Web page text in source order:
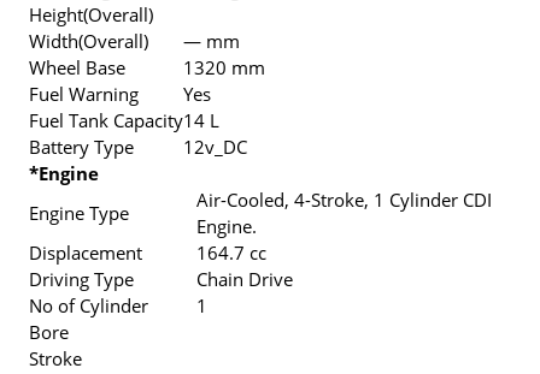
Height(Overall)
Width(Overall)
— mm
Wheel Base
1320 mm
Fuel Warning
Yes
Fuel Tank Capacity14 L
Battery Type
12v_DC
*Engine
Engine Type
Air-Cooled, 4-Stroke, 1 Cylinder CDI
Engine.
Displacement
164.7 cc
Driving Type
Chain Drive
No of Cylinder
1
Bore
Stroke